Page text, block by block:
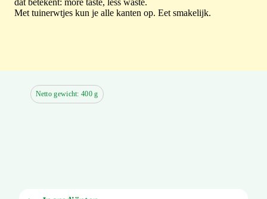
dat betekent: more taste, less waste.
Met tuinerwtjes kun je alle kanten op. Eet smakelijk.
Netto gewicht: 400 g